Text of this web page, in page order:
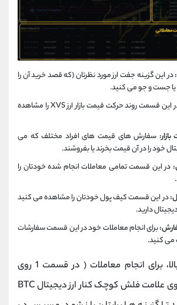
در این گزینه جفت ارز مورد نظرتان (که قصد خرید آن را
در این قسمت روند حرکت قیمت بازار ارز XVS را مشاهده
سفارش های قیمت های افراد مختلف که می
خود را در آن قیمت بخرند یا بفروشند.
در این قسمت تمامی معاملات انجام شده خودتان را
در این قسمت کیف پول خودتان را مشاهده می کنید
دارید.
برای انجام معاملات خود در این قسمت سفارشات
می کنید.
با توجه به تصویر بالا، برای انجام معاملات ( در قسمت 1 روی
شکل، سمت چپ، روی علامت فلش کوچک کنار ارز دیجیتال BTC